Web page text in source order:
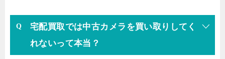
宅配買取では中古カメラを買い取りしてく
れないって本当？